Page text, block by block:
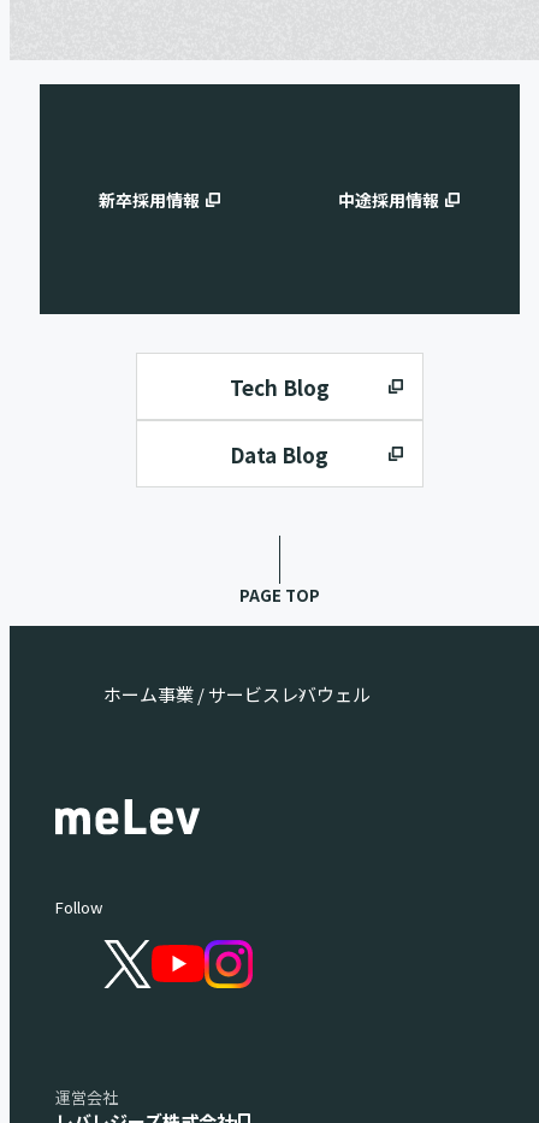
新卒採用情報 中途採用情報
Tech Blog
Data Blog
PAGE TOP
ホーム事業 / サービスレバウェル
Follow
運営会社